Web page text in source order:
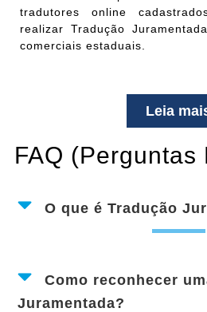
tradutores online
realizar Tradução
comerciais estaduais.
Leia
FAQ (Perguntas
O que é Tradução
Como reconhecer
Juramentada?